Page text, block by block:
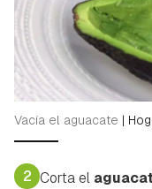
Guardar
Para poder
iniciar sesión con
INICIAR SESIÓN
Vacía el aguacate |
2 Corta el
Gracias por
ACEPTAR